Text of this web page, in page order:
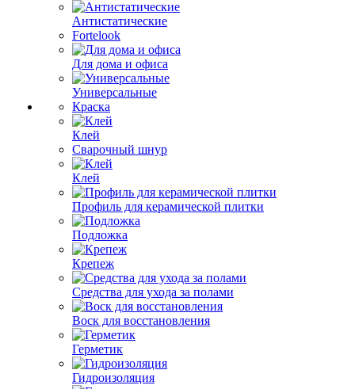
Антистатические
Fortelook
Для дома и офиса
Универсальные
Краска
Клей
Сварочный шнур
Клей
Профиль для керамической плитки
Подложка
Крепеж
Средства для ухода за полами
Воск для восстановления
Герметик
Гидроизоляция